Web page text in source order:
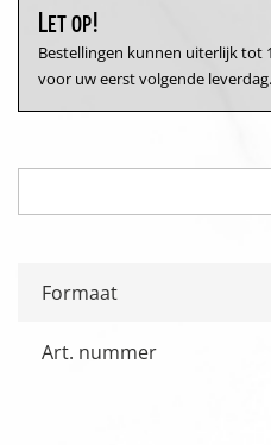
Let op!
Bestellingen kunnen uiterlijk tot
voor uw eerst volgende leverdag.
Formaat
Art. nummer